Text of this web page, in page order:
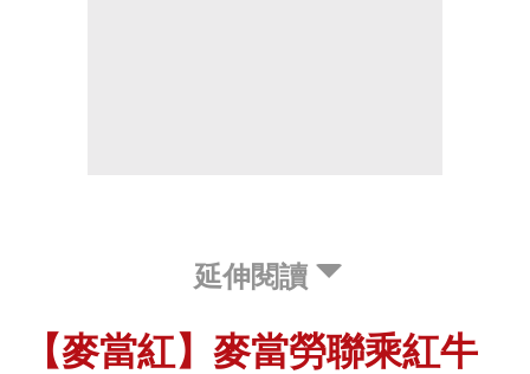
延伸閱讀
【麥當紅】麥當勞聯乘紅牛